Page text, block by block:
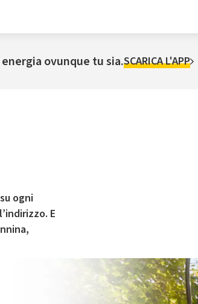
ovunque tu sia.SCARICA L'APP
ogni
E